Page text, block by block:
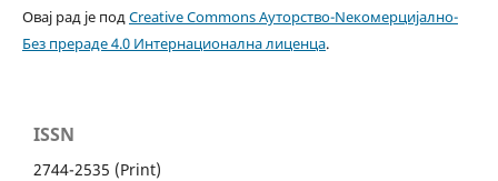
Овај рад је подCreative Commons Aуторство-Nекомерцијално-
Без прераде 4.0 Интернационална лиценца.
ISSN
2744-2535 (Print)